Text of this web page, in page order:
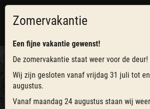
WACHTWOORD
NIEUW WACHTWOORD
Zomervakantie
Een fijne vakantie gewenst!
De zomervakantie staat weer voor de deur!
Wij zijn gesloten vanaf vrijdag 31 juli tot
augustus.
Vanaf maandag 24 augustus staan wij